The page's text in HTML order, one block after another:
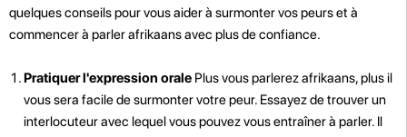
quelques conseils pour vous aider à surmonter vos peurs et à
commencer à parler afrikaans avec plus de confiance.
Pratiquer l'expression orale Plus vous parlerez afrikaans, plus il
vous sera facile de surmonter votre peur. Essayez de trouver un
interlocuteur avec lequel vous pouvez vous entraîner à parler. Il